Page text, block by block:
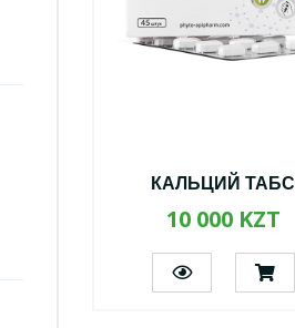
КАЛЬЦИЙ ТАБС
10 000 KZT